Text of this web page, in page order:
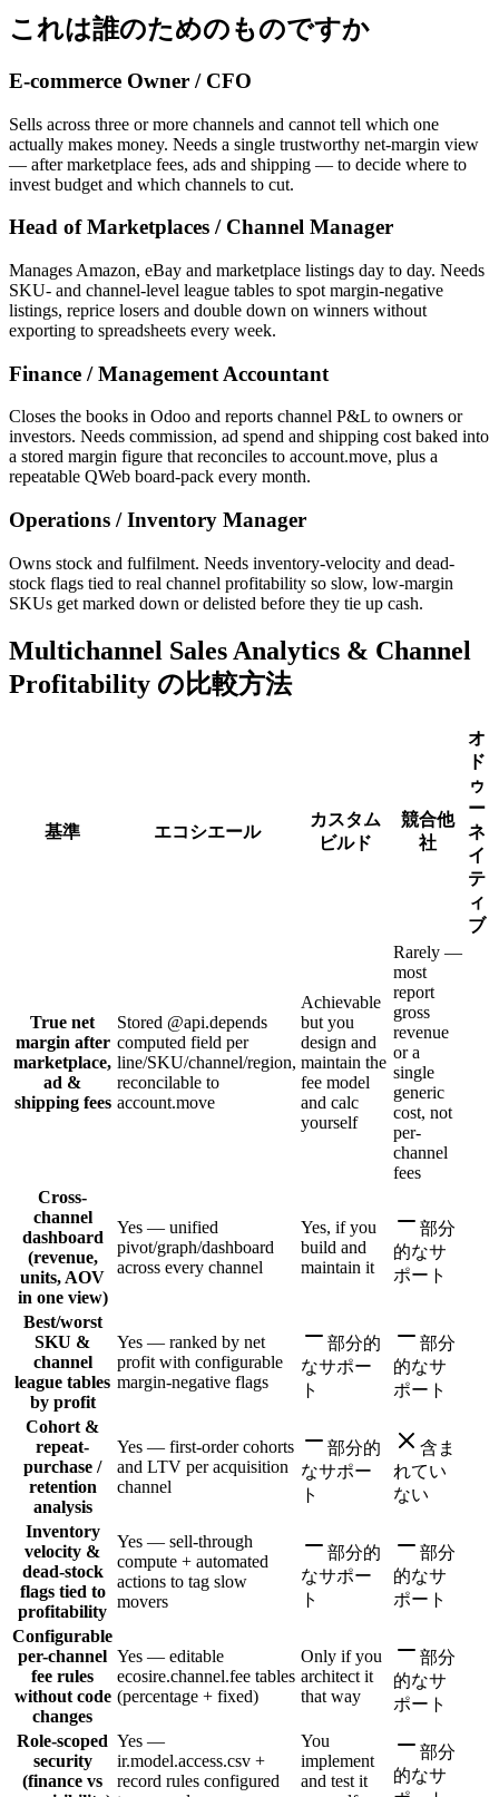
これは誰のためのものですか
E-commerce Owner / CFO
Sells across three or more channels and cannot tell which one
actually makes money. Needs a single trustworthy net-margin view
— after marketplace fees, ads and shipping — to decide where to
invest budget and which channels to cut.
Head of Marketplaces / Channel Manager
Manages Amazon, eBay and marketplace listings day to day. Needs
SKU- and channel-level league tables to spot margin-negative
listings, reprice losers and double down on winners without
exporting to spreadsheets every week.
Finance / Management Accountant
Closes the books in Odoo and reports channel P&L to owners or
investors. Needs commission, ad spend and shipping cost baked into
a stored margin figure that reconciles to account.move, plus a
repeatable QWeb board-pack every month.
Operations / Inventory Manager
Owns stock and fulfilment. Needs inventory-velocity and dead-
stock flags tied to real channel profitability so slow, low-margin
SKUs get marked down or delisted before they tie up cash.
Multichannel Sales Analytics & Channel
Profitability の比較方法
基準 エコシエール
カスタム
ビルド
競合他
社
オ
ド
ゥ
ー
ネ
イ
テ
ィ
ブ
True net
margin after
marketplace,
ad &
shipping fees
Stored @api.depends
computed field per
line/SKU/channel/region,
reconcilable to
account.move
Achievable
but you
design and
maintain the
fee model
and calc
yourself
Rarely —
most
report
gross
revenue
or a
single
generic
cost, not
per-
channel
fees
Cross-
channel
dashboard
(revenue,
units, AOV
in one view)
Yes — unified
pivot/graph/dashboard
across every channel
Yes, if you
build and
maintain it
部分
的なサ
ポート
Best/worst
SKU &
channel
league tables
by profit
Yes — ranked by net
profit with configurable
margin-negative flags
部分的
なサポー
ト
部分
的なサ
ポート
Cohort &
repeat-
purchase /
retention
analysis
Yes — first-order cohorts
and LTV per acquisition
channel
部分的
なサポー
ト
含ま
れてい
ない
Inventory
velocity &
dead-stock
flags tied to
profitability
Yes — sell-through
compute + automated
actions to tag slow
movers
部分的
なサポー
ト
部分
的なサ
ポート
Configurable
per-channel
fee rules
without code
changes
Yes — editable
ecosire.channel.fee tables
(percentage + fixed)
Only if you
architect it
that way
部分
的なサ
ポート
Role-scoped
security
(finance vs
Yes —
ir.model.access.csv +
record rules configured
You
implement
and test it
部分
的なサ